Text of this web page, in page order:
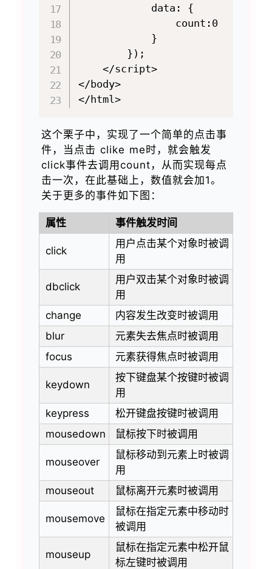
            data: {
                count:0
            }
        });
    </script>
</body>
</html>
这个栗子中，实现了一个简单的点击事
件，当点击 clike me时，就会触发
click事件去调用count，从而实现每点
击一次，在此基础上，数值就会加1。
关于更多的事件如下图：
属性 事件触发时间
click
用户点击某个对象时被调
用
dbclick
用户双击某个对象时被调
用
change
内容发生改变时被调用
blur
元素失去焦点时被调用
focus
元素获得焦点时被调用
keydown
按下键盘某个按键时被调
用
keypress
松开键盘按键时被调用
mousedown
鼠标按下时被调用
mouseover
鼠标移动到元素上时被调
用
mouseout
鼠标离开元素时被调用
mousemove
鼠标在指定元素中移动时
被调用
mouseup
鼠标在指定元素中松开鼠
标左键时被调用